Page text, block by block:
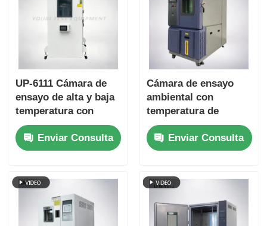
UP-6111 Cámara de
ensayo de alta y baja
temperatura con
rango de -70 a 180oC
20% a 98% de
humedad y control
pantalla táctil
Enviar Consulta
Cámara de ensayo
ambiental con
temperatura de
almacenamiento en
frío personalizable
Puerta de vidrio
capa y interior de
# 304
Enviar Consulta